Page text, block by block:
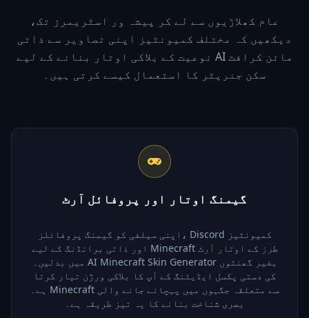
عام کھلاڑیوں سے لے کر پیشہ ور اسٹریمرز تک،
دیکھیں کہ مختلف کمیونٹیز اپنی تصاویر سے ذاتی
نوعیت کے بلاکی اوتار بنانے کے لیے AI مائن کرافٹ
سکن جنریٹر کا استعمال کیسے کرتی ہیں۔
گیمنگ اوتار اور پروفائل آرٹ
اپنی سیلفی کو گیمنگ پروفائلز، Discord کمیونٹیز
اور ذاتی برانڈنگ کے لیے Minecraft طرز کے اوتار آرٹ
میں بدلیں۔ AI Minecraft Skin Generator بغیر گھنٹوں
کی دستی پکسل ایڈیٹنگ کے آپ کا بلاکی ورژن تیار کرتا
ہے۔ Minecraft سے متعلقہ جگہوں میں پہچانے جانے والی
بصری شناخت بنانے کا یہ تیز طریقہ ہے۔